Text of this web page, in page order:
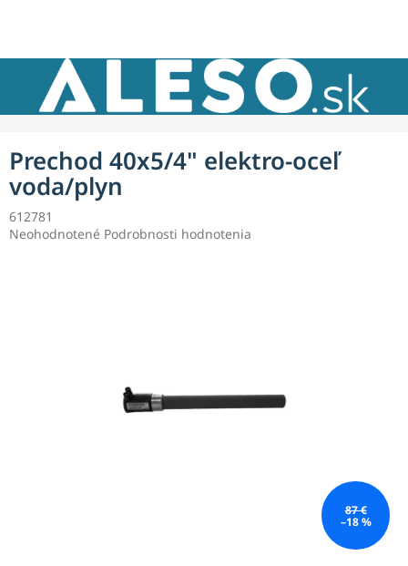
Prechod 40x5/4" elektro-oceľ
voda/plyn
612781
Priemerné
Neohodnotené Podrobnosti hodnotenia
87 €
–18 %